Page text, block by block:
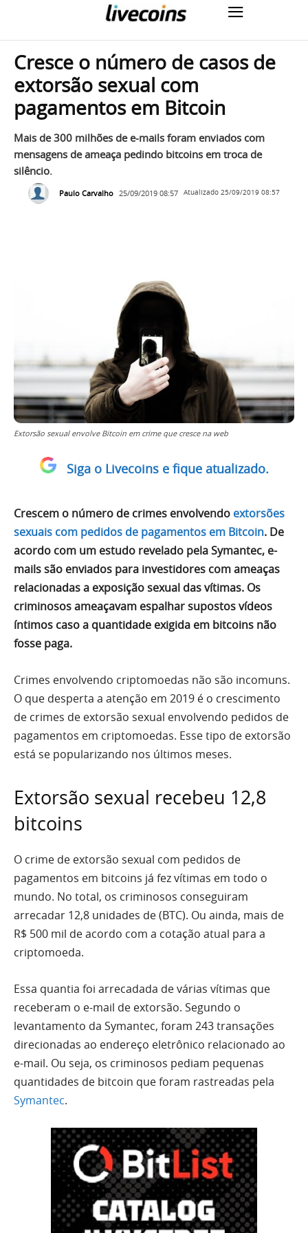
Cresce o número de casos de
extorsão sexual com
pagamentos em Bitcoin
Mais de 300 milhões de e-mails foram enviados com
mensagens de ameaça pedindo bitcoins em troca de
silêncio.
Paulo Carvalho 25/09/2019 08:57 Atualizado 25/09/2019 08:57
Extorsão sexual envolve Bitcoin em crime que cresce na web
Siga o Livecoins e fique atualizado.
Crescem o número de crimes envolvendo extorsões
sexuais com pedidos de pagamentos em Bitcoin. De
acordo com um estudo revelado pela Symantec, e-
mails são enviados para investidores com ameaças
relacionadas a exposição sexual das vítimas. Os
criminosos ameaçavam espalhar supostos vídeos
íntimos caso a quantidade exigida em bitcoins não
fosse paga.
Crimes envolvendo criptomoedas não são incomuns.
O que desperta a atenção em 2019 é o crescimento
de crimes de extorsão sexual envolvendo pedidos de
pagamentos em criptomoedas. Esse tipo de extorsão
está se popularizando nos últimos meses.
Extorsão sexual recebeu 12,8
bitcoins
O crime de extorsão sexual com pedidos de
pagamentos em bitcoins já fez vítimas em todo o
mundo. No total, os criminosos conseguiram
arrecadar 12,8 unidades de (BTC). Ou ainda, mais de
R$ 500 mil de acordo com a cotação atual para a
criptomoeda.
Essa quantia foi arrecadada de várias vítimas que
receberam o e-mail de extorsão. Segundo o
levantamento da Symantec, foram 243 transações
direcionadas ao endereço eletrônico relacionado ao
e-mail. Ou seja, os criminosos pediam pequenas
quantidades de bitcoin que foram rastreadas pela
Symantec.